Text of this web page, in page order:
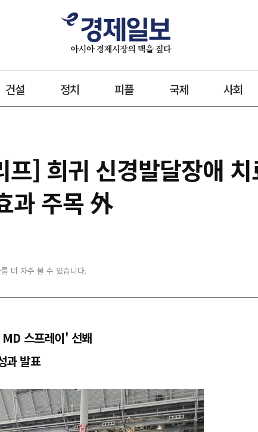
건설 정치 피플 국제 사회
프] 희귀 신경발달장애
과 주목 外
더 자주 볼 수 있습니다.
스프레이' 선봬
과 발표